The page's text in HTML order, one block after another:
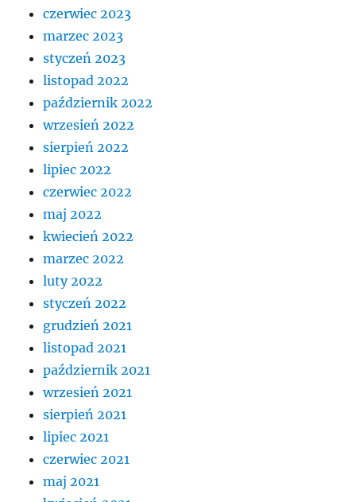
czerwiec 2023
marzec 2023
styczeń 2023
listopad 2022
październik 2022
wrzesień 2022
sierpień 2022
lipiec 2022
czerwiec 2022
maj 2022
kwiecień 2022
marzec 2022
luty 2022
styczeń 2022
grudzień 2021
listopad 2021
październik 2021
wrzesień 2021
sierpień 2021
lipiec 2021
czerwiec 2021
maj 2021